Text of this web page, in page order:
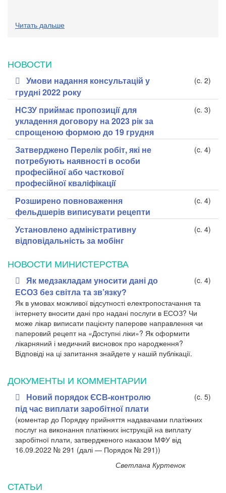
Читать дальше
НОВОСТИ
Умови надання консультацій у
грудні 2022 року
(c. 2)
НСЗУ приймає пропозиції для
укладення договору на 2023 рік за
спрощеною формою до 19 грудня
(c. 3)
Затверджено Перелік робіт, які не
потребують наявності в особи
професійної або часткової
професійної кваліфікації
(c. 4)
Розширено повноваження
фельдшерів виписувати рецепти
(c. 4)
Установлено адміністративну
відповідальність за мобінг
(c. 4)
НОВОСТИ МИНИСТЕРСТВА
Як медзакладам уносити дані до
ЕСОЗ без світла та зв’язку?
(c. 4)
Як в умовах можливої відсутності електропостачання та
інтернету вносити дані про надані послуги в ЕСОЗ? Чи
може лікар виписати пацієнту паперове направлення чи
паперовий рецепт на «Доступні ліки»? Як оформити
лікарняний і медичний висновок про народження?
Відповіді на ці запитання знайдете у нашій публікації.
ДОКУМЕНТЫ И КОММЕНТАРИИ
Новий порядок ЄСВ-контролю
під час виплати заробітної плати
(c. 5)
(коментар до Порядку прийняття надавачами платіжних
послуг на виконання платіжних інструкцій на виплату
заробітної плати, затвердженого наказом МФУ від
16.09.2022 № 291 (далі — Порядок № 291))
Светлана Куртенок
СТАТЬИ